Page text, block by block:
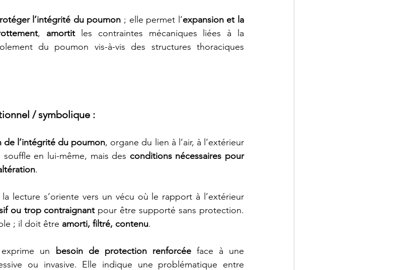
l’intégrité du poumon ; elle permet l’expansion et la
, amortit les contraintes mécaniques liées à la
du poumon vis-à-vis des structures thoraciques
/ symbolique :
de l’intégrité du poumon, organe du lien à l’air, à l’extérieur
en lui-même, mais des conditions nécessaires pour
.
lecture s’oriente vers un vécu où le rapport à l’extérieur
ou trop contraignant pour être supporté sans protection.
; il doit être amorti, filtré, contenu.
un besoin de protection renforcée face à une